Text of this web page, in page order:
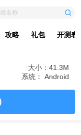
名称
攻略 礼包 开测表
大小：41.3M
系统： Android